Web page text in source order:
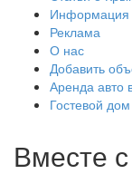
Информация
Реклама
О нас
Добавить
Аренда авто
Гостевой
Вместе с